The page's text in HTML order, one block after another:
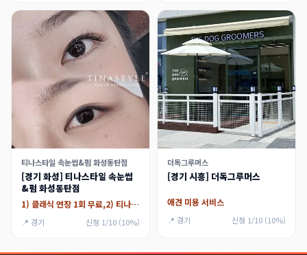
티나스타일 속눈썹&펌 화성동탄점
[경기 화성] 티나스타일 속눈썹
&펌 화성동탄점
1) 클래식 연장 1회 무료,2) 티나래쉬리프트
📍 경기 신청 1/10 (10%)
더독그루머스
[경기 시흥] 더독그루머스
애견 미용 서비스
📍 경기 신청 1/10 (10%)